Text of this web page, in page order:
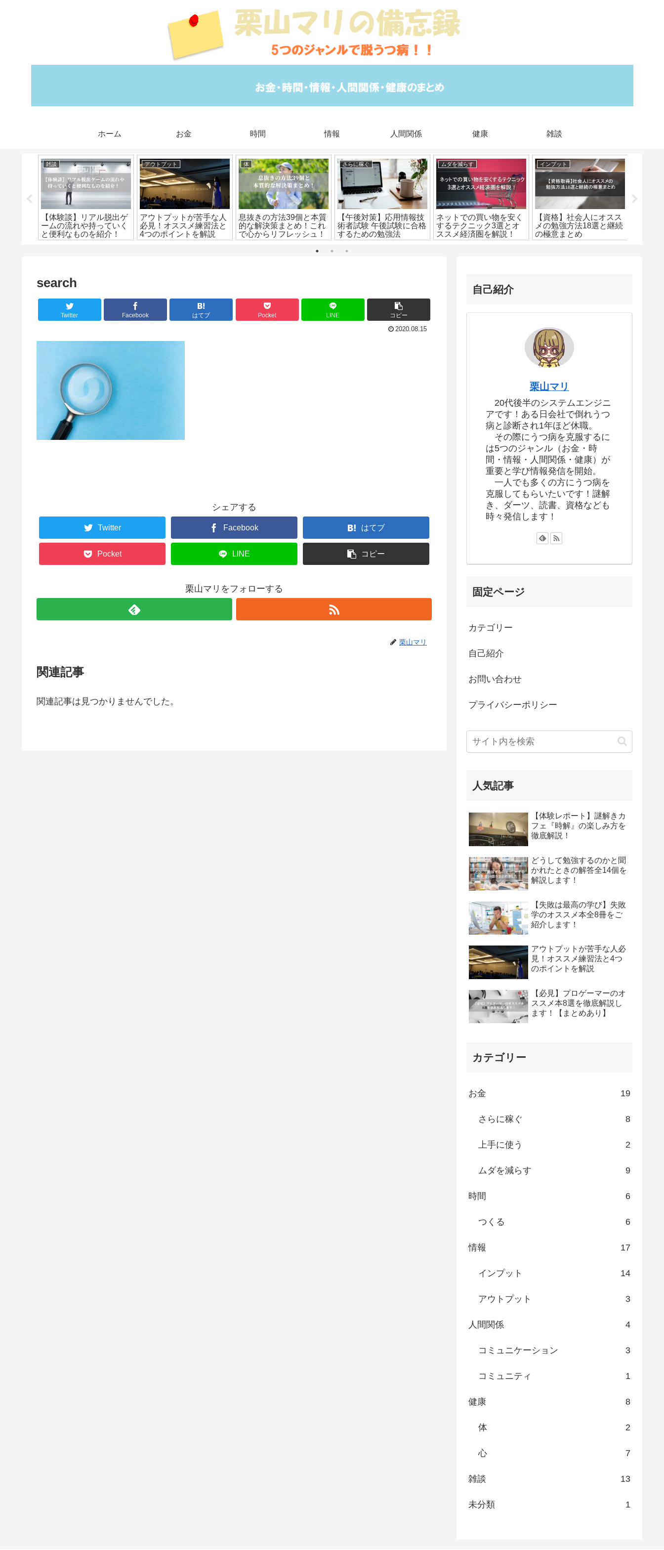
ホーム お金 時間 情報 人間関係 健康 雑談
雑談
【体験談】リアル脱出ゲ
ームの流れや持っていく
と便利なものを紹介！
アウトプット
アウトプットが苦手な人
必見！オススメ練習法と
4つのポイントを解説
体
息抜きの方法39個と本質
的な解決策まとめ！これ
で心からリフレッシュ！
さらに稼ぐ
【午後対策】応用情報技
術者試験 午後試験に合格
するための勉強法
ムダを減らす
ネットでの買い物を安く
するテクニック3選とオ
ススメ経済圏を解説！
インプット
【資格】社会人にオスス
メの勉強方法18選と継続
の極意まとめ
search
Twitter Facebook はてブ Pocket LINE コピー
2020.08.15
シェアする
Twitter Facebook はてブ
Pocket LINE コピー
栗山マリをフォローする
栗山マリ
関連記事
関連記事は見つかりませんでした。
自己紹介
栗山マリ
20代後半のシステムエンジニ
アです！ある日会社で倒れうつ
病と診断され1年ほど休職。
その際にうつ病を克服するに
は5つのジャンル（お金・時
間・情報・人間関係・健康）が
重要と学び情報発信を開始。
一人でも多くの方にうつ病を
克服してもらいたいです！謎解
き、ダーツ、読書、資格なども
時々発信します！
固定ページ
カテゴリー
自己紹介
お問い合わせ
プライバシーポリシー
人気記事
【体験レポート】謎解きカ
フェ『時解』の楽しみ方を
徹底解説！
どうして勉強するのかと聞
かれたときの解答全14個を
解説します！
【失敗は最高の学び】失敗
学のオススメ本全8冊をご
紹介します！
アウトプットが苦手な人必
見！オススメ練習法と4つ
のポイントを解説
【必見】プロゲーマーのオ
ススメ本8選を徹底解説し
ます！【まとめあり】
カテゴリー
お金 19
さらに稼ぐ 8
上手に使う 2
ムダを減らす 9
時間 6
つくる 6
情報 17
インプット 14
アウトプット 3
人間関係 4
コミュニケーション 3
コミュニティ 1
健康 8
体 2
心 7
雑談 13
未分類 1